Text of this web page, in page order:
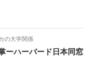
の大学関係
ーハーバード日本同窓